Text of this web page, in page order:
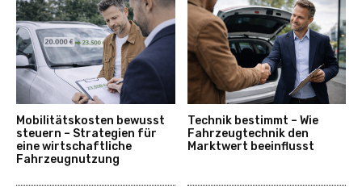
Mobilitätskosten bewusst
steuern – Strategien für
eine wirtschaftliche
Fahrzeugnutzung
Technik bestimmt – Wie
Fahrzeugtechnik den
Marktwert beeinflusst